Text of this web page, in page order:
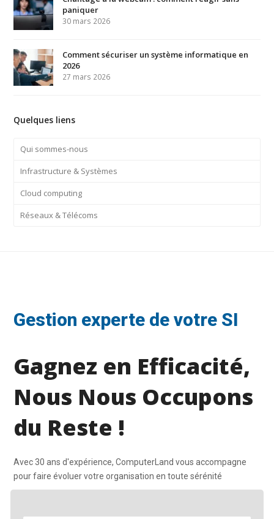
paniquer
30 mars 2026
Comment sécuriser un système informatique en
2026
27 mars 2026
Quelques liens
Qui sommes-nous
Infrastructure & Systèmes
Cloud computing
Réseaux & Télécoms
Gestion experte de votre SI
Gagnez en Efficacité,
Nous Nous Occupons
du Reste !
Avec 30 ans d'expérience, ComputerLand vous accompagne
pour faire évoluer votre organisation en toute sérénité